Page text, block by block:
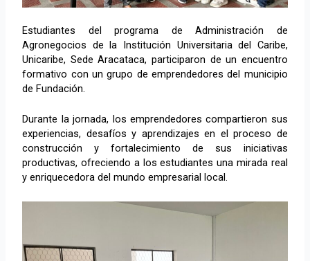
Estudiantes del programa de Administración de
Agronegocios de la Institución Universitaria del Caribe,
Unicaribe, Sede Aracataca, participaron de un encuentro
formativo con un grupo de emprendedores del municipio
de Fundación.
Durante la jornada, los emprendedores compartieron sus
experiencias, desafíos y aprendizajes en el proceso de
construcción y fortalecimiento de sus iniciativas
productivas, ofreciendo a los estudiantes una mirada real
y enriquecedora del mundo empresarial local.